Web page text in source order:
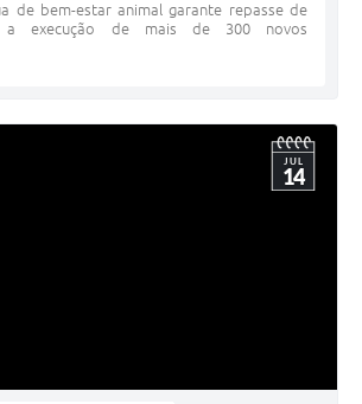
de bem-estar animal garante repasse de
a execução de mais de 300 novos
JUL
14